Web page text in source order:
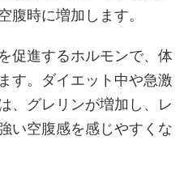
腹時に増加します。
促進するホルモンで、体
す。ダイエット中や急激
、グレリンが増加し、レ
い空腹感を感じやすくな